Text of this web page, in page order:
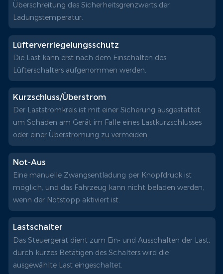
Überschreitung des Sicherheitsgrenzwerts der
Ladungstemperatur.
Lüfterverriegelungsschutz
Die Last kann erst nach dem Einschalten des
Lüfterschalters aufgenommen werden.
Kurzschluss/Überstrom
Der Laststromkreis ist mit einer Sicherung ausgestattet,
um Schäden am Gerät im Falle eines Lastkurzschlusses
oder einer Überstromung zu vermeiden.
Not-Aus
Eine manuelle Zwangsentladung per Knopfdruck ist
möglich, und das Fahrzeug kann nicht beladen werden,
wenn der Notstopp aktiviert ist.
Lastschalter
Das Steuergerät dient zum Ein- und Ausschalten der Last;
durch kurzes Betätigen des Schalters wird die
ausgewählte Last eingeschaltet.